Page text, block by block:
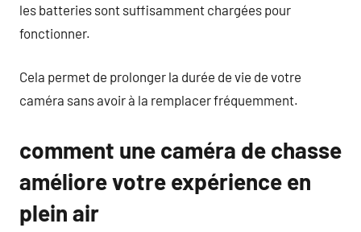
les batteries sont suffisamment chargées pour
fonctionner.
Cela permet de prolonger la durée de vie de votre
caméra sans avoir à la remplacer fréquemment.
comment une caméra de chasse
améliore votre expérience en
plein air